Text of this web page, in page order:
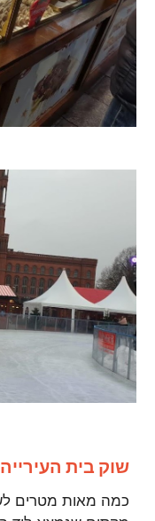
שוק בית העירייה
כמה מאות מטרים